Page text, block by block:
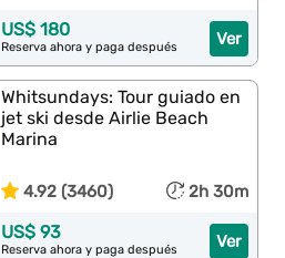
Ver
US$ 180
Reserva ahora y paga después
Whitsundays: Tour guiado en
jet ski desde Airlie Beach
Marina
4.92 (3460) 2h 30m
Ver
US$ 93
Reserva ahora y paga después